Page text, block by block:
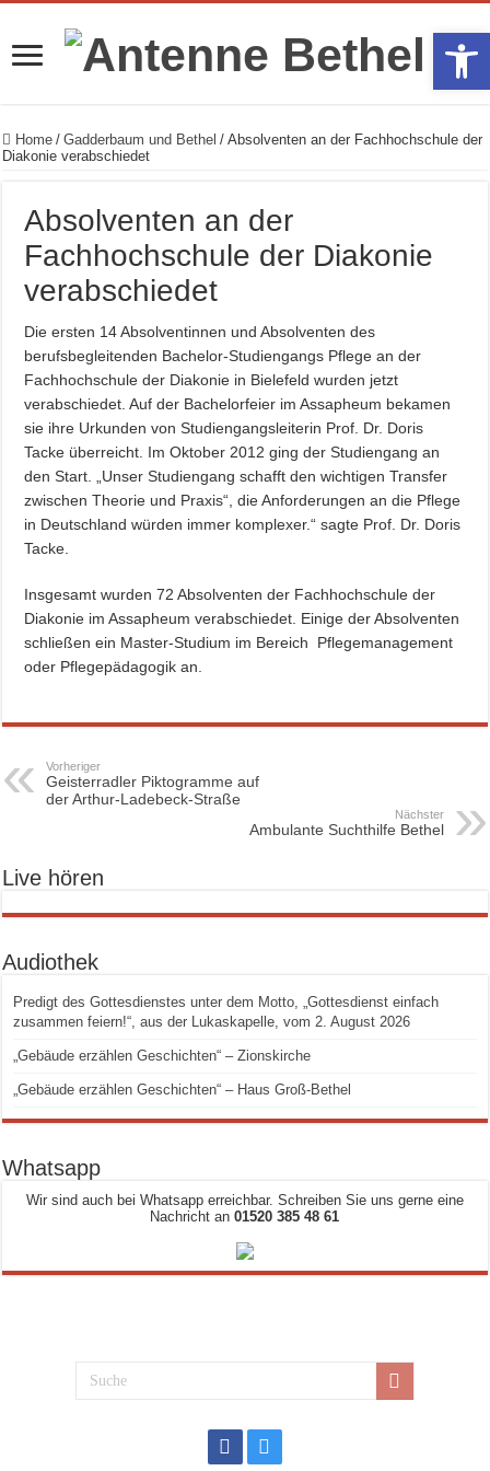
Home / Gadderbaum und Bethel / Absolventen an der Fachhochschule der
Diakonie verabschiedet
Absolventen an der
Fachhochschule der Diakonie
verabschiedet
Die ersten 14 Absolventinnen und Absolventen des
berufsbegleitenden Bachelor-Studiengangs Pflege an der
Fachhochschule der Diakonie in Bielefeld wurden jetzt
verabschiedet. Auf der Bachelorfeier im Assapheum bekamen
sie ihre Urkunden von Studiengangsleiterin Prof. Dr. Doris
Tacke überreicht. Im Oktober 2012 ging der Studiengang an
den Start. „Unser Studiengang schafft den wichtigen Transfer
zwischen Theorie und Praxis“, die Anforderungen an die Pflege
in Deutschland würden immer komplexer.“ sagte Prof. Dr. Doris
Tacke.
Insgesamt wurden 72 Absolventen der Fachhochschule der
Diakonie im Assapheum verabschiedet. Einige der Absolventen
schließen ein Master-Studium im Bereich Pflegemanagement
oder Pflegepädagogik an.
Vorheriger
Geisterradler Piktogramme auf
der Arthur-Ladebeck-Straße
Nächster
Ambulante Suchthilfe Bethel
Live hören
Audiothek
Predigt des Gottesdienstes unter dem Motto, „Gottesdienst einfach
zusammen feiern!“, aus der Lukaskapelle, vom 2. August 2026
„Gebäude erzählen Geschichten“ – Zionskirche
„Gebäude erzählen Geschichten“ – Haus Groß-Bethel
Whatsapp
Wir sind auch bei Whatsapp erreichbar. Schreiben Sie uns gerne eine
Nachricht an01520 385 48 61